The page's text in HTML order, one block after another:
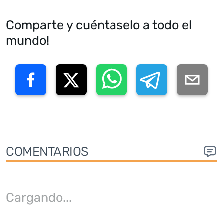
Comparte y cuéntaselo a todo el
mundo!
COMENTARIOS
Cargando...